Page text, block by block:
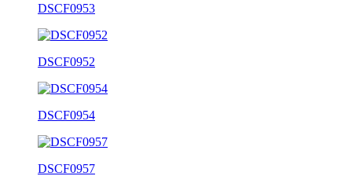
DSCF0953
DSCF0952
DSCF0954
DSCF0957